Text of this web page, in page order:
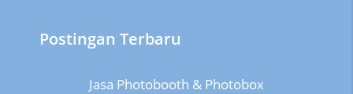
Postingan Terbaru
Jasa Photobooth & Photobox